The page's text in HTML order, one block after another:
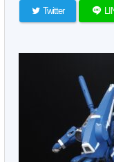
Twitter